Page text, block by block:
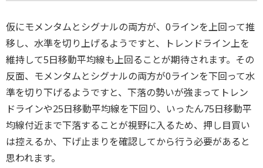
仮にモメンタムとシグナルの両方が、0ラインを上回って推
移し、水準を切り上げるようですと、トレンドライン上を
維持して5日移動平均線も上回ることが期待されます。その
反面、モメンタムとシグナルの両方が0ラインを下回って水
準を切り下げるようですと、下落の勢いが強まってトレン
ドラインや25日移動平均線を下回り、いったん75日移動平
均線付近まで下落することが視野に入るため、押し目買い
は控えるか、下げ止まりを確認してから行う必要があると
思われます。